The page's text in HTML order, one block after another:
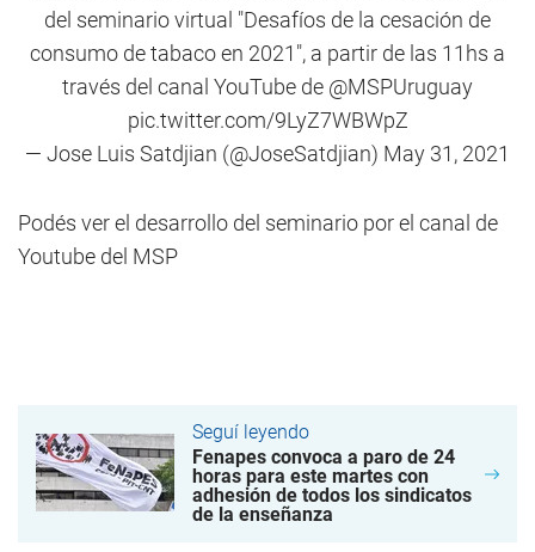
del seminario virtual "Desafíos de la cesación de
consumo de tabaco en 2021", a partir de las 11hs a
través del canal YouTube de @MSPUruguay
pic.twitter.com/9LyZ7WBWpZ
— Jose Luis Satdjian (@JoseSatdjian) May 31, 2021
Podés ver el desarrollo del seminario por el canal de
Youtube del MSP
Seguí leyendo
Fenapes convoca a paro de 24
horas para este martes con
adhesión de todos los sindicatos
de la enseñanza